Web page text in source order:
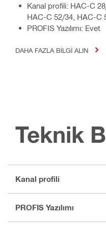
Kanal profili: HAC-C
HAC-C 52/34, HAC-C
PROFIS Yazılımı: Evet
DAHA FAZLA BILGI ALIN
Teknik
Kanal profili
PROFIS Yazılımı